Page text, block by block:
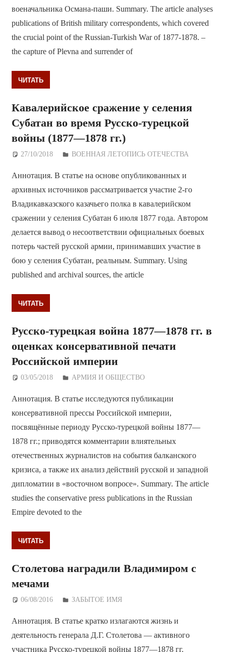
военачальника Османа-паши. Summary. The article analyses
publications of British military correspondents, which covered
the crucial point of the Russian-Turkish War of 1877-1878. –
the capture of Plevna and surrender of
ЧИТАТЬ
Кавалерийское сражение у селения
Субатан во время Русско-турецкой
войны (1877—1878 гг.)
27/10/2018 Дежурный по Редакции
ВОЕННАЯ ЛЕТОПИСЬ ОТЕЧЕСТВА
Аннотация. В статье на основе опубликованных и
архивных источников рассматривается участие 2-го
Владикавказского казачьего полка в кавалерийском
сражении у селения Субатан 6 июля 1877 года. Автором
делается вывод о несоответствии официальных боевых
потерь частей русской армии, принимавших участие в
бою у селения Субатан, реальным. Summary. Using
published and archival sources, the article
ЧИТАТЬ
Русско-турецкая война 1877—1878 гг. в
оценках консервативной печати
Российской империи
03/05/2018 Дежурный по Редакции
АРМИЯ И ОБЩЕСТВО
Аннотация. В статье исследуются публикации
консервативной прессы Российской империи,
посвящённые периоду Русско-турецкой войны 1877—
1878 гг.; приводятся комментарии влиятельных
отечественных журналистов на события балканского
кризиса, а также их анализ действий русской и западной
дипломатии в «восточном вопросе». Summary. The article
studies the conservative press publications in the Russian
Empire devoted to the
ЧИТАТЬ
Столетова наградили Владимиром с
мечами
06/08/2016 Дежурный по Редакции
ЗАБЫТОЕ ИМЯ
Аннотация. В статье кратко излагаются жизнь и
деятельность генерала Д.Г. Столетова — активного
участника Русско-турецкой войны 1877—1878 гг.